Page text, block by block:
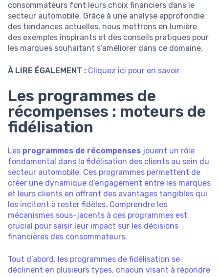
consommateurs font leurs choix financiers dans le
secteur automobile. Grâce à une analyse approfondie
des tendances actuelles, nous mettrons en lumière
des exemples inspirants et des conseils pratiques pour
les marques souhaitant s’améliorer dans ce domaine.
À LIRE ÉGALEMENT : Cliquez ici pour en savoir
Les programmes de
récompenses : moteurs de
fidélisation
Les programmes de récompenses jouent un rôle
fondamental dans la fidélisation des clients au sein du
secteur automobile. Ces programmes permettent de
créer une dynamique d’engagement entre les marques
et leurs clients en offrant des avantages tangibles qui
les incitent à rester fidèles. Comprendre les
mécanismes sous-jacents à ces programmes est
crucial pour saisir leur impact sur les décisions
financières des consommateurs.
Tout d’abord, les programmes de fidélisation se
déclinent en plusieurs types, chacun visant à répondre